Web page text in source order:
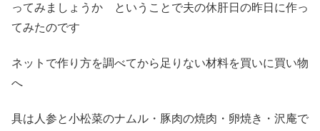
ってみましょうか ということで夫の休肝日の昨日に作っ
てみたのです
ネットで作り方を調べてから足りない材料を買いに買い物
へ
具は人参と小松菜のナムル・豚肉の焼肉・卵焼き・沢庵で